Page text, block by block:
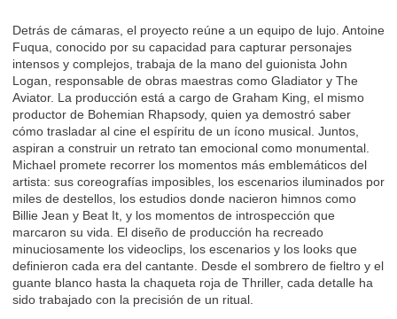
Detrás de cámaras, el proyecto reúne a un equipo de lujo. Antoine
Fuqua, conocido por su capacidad para capturar personajes
intensos y complejos, trabaja de la mano del guionista John
Logan, responsable de obras maestras como Gladiator y The
Aviator. La producción está a cargo de Graham King, el mismo
productor de Bohemian Rhapsody, quien ya demostró saber
cómo trasladar al cine el espíritu de un ícono musical. Juntos,
aspiran a construir un retrato tan emocional como monumental.
Michael promete recorrer los momentos más emblemáticos del
artista: sus coreografías imposibles, los escenarios iluminados por
miles de destellos, los estudios donde nacieron himnos como
Billie Jean y Beat It, y los momentos de introspección que
marcaron su vida. El diseño de producción ha recreado
minuciosamente los videoclips, los escenarios y los looks que
definieron cada era del cantante. Desde el sombrero de fieltro y el
guante blanco hasta la chaqueta roja de Thriller, cada detalle ha
sido trabajado con la precisión de un ritual.